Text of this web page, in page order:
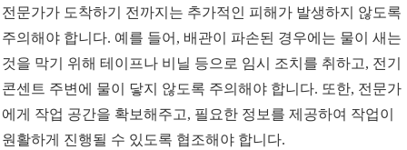
전문가가 도착하기 전까지는 추가적인 피해가 발생하지 않도록
주의해야 합니다. 예를 들어, 배관이 파손된 경우에는 물이 새는
것을 막기 위해 테이프나 비닐 등으로 임시 조치를 취하고, 전기
콘센트 주변에 물이 닿지 않도록 주의해야 합니다. 또한, 전문가
에게 작업 공간을 확보해주고, 필요한 정보를 제공하여 작업이
원활하게 진행될 수 있도록 협조해야 합니다.